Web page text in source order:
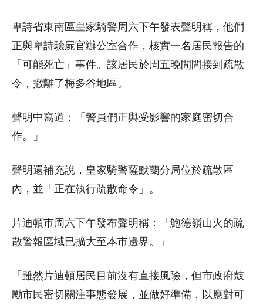
卑詩省東南區皇家騎警周六下午發表聲明稱，他們
正與卑詩驗屍官辦公室合作，核實一名居民報告的
「可能死亡」事件。該居民於周五晚間間接到疏散
令，撤離了梅多谷地區。
聲明中寫道：「警員們正與受影響的家庭密切合
作。」
聲明還補充說，皇家騎警薩默蘭分局位於疏散區
內，並「正在執行疏散命令」。
片迪頓市周六下午發布聲明稱：「鮑德嶺山火的疏
散警報區域已擴大至本市邊界。」
「雖然片迪頓居民目前沒有直接風險，但市政府鼓
勵市民密切關注事態發展，並做好準備，以應對可